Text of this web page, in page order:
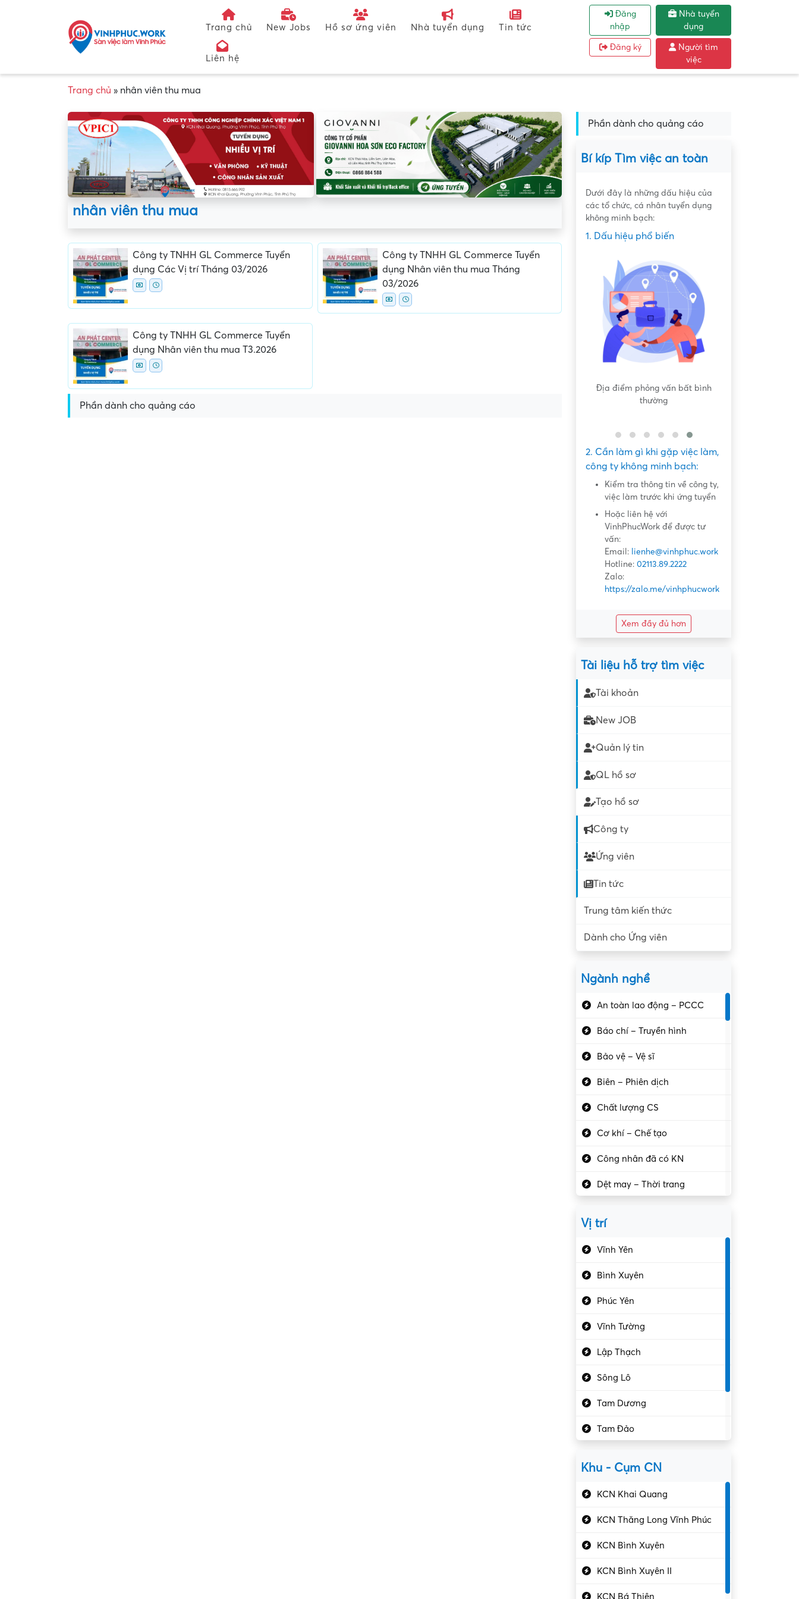
Trang chủ New Jobs Hồ sơ ứng viên Nhà tuyển dụng Tin tức
Liên hệ
Đăng
nhập
Đăng ký
Nhà tuyển
dụng
Người tìm
việc
Trang chủ » nhân viên thu mua
nhân viên thu mua
Công ty TNHH GL Commerce Tuyển
dụng Các Vị trí Tháng 03/2026
Công ty TNHH GL Commerce Tuyển
dụng Nhân viên thu mua Tháng
03/2026
Công ty TNHH GL Commerce Tuyển
dụng Nhân viên thu mua T3.2026
Phần dành cho quảng cáo
Phần dành cho quảng cáo
Bí kíp Tìm việc an toàn
Dưới đây là những dấu hiệu của
các tổ chức, cá nhân tuyển dụng
không minh bạch:
1. Dấu hiệu phổ biến
Yêu cầu nộp phí phỏng vấn, phí
Yêu cầu ký kết giấy tờ không rõ
Nội dung mô tả công việc sơ sài,
không đồng nhất với công việc
2. Cần làm gì khi gặp việc làm,
công ty không minh bạch:
Kiểm tra thông tin về công ty,
việc làm trước khi ứng tuyển
Hoặc liên hệ với
VinhPhucWork để được tư
vấn:
Email: lienhe@vinhphuc.work
Hotline: 02113.89.2222
Zalo:
https://zalo.me/vinhphucwork
Xem đầy đủ hơn
Tài liệu hỗ trợ tìm việc
Tài khoản
New JOB
Quản lý tin
QL hồ sơ
Tạo hồ sơ
Công ty
Ứng viên
Tin tức
Trung tâm kiến thức
Dành cho Ứng viên
Ngành nghề
An toàn lao động – PCCC
Báo chí – Truyền hình
Bảo vệ – Vệ sĩ
Biên – Phiên dịch
Chất lượng CS
Cơ khí – Chế tạo
Công nhân đã có KN
Dệt may – Thời trang
Kiểm soát chất lượng
Kỹ sư cơ khí
Kỹ sư điện
Kỹ thuật cao
Kỹ thuật mạng – IT
Làm bán thời gian
Lao động phổ thông
Vị trí
Vĩnh Yên
Bình Xuyên
Phúc Yên
Vĩnh Tường
Lập Thạch
Sông Lô
Tam Dương
Tam Đảo
Khu - Cụm CN
KCN Khai Quang
KCN Thăng Long Vĩnh Phúc
KCN Bình Xuyên
KCN Bình Xuyên II
KCN Bá Thiện